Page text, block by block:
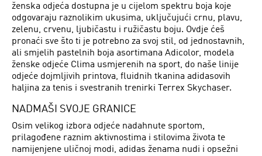
ženska odjeća dostupna je u cijelom spektru boja koje
odgovaraju raznolikim ukusima, uključujući crnu, plavu,
zelenu, crvenu, ljubičastu i ružičastu boju. Ovdje ćeš
pronaći sve što ti je potrebno za svoj stil, od jednostavnih,
ali smjelih pastelnih boja asortimana Adicolor, modela
ženske odjeće Clima usmjerenih na sport, do naše linije
odjeće dojmljivih printova, fluidnih tkanina adidasovih
haljina za tenis i svestranih trenirki Terrex Skychaser.
NADMAŠI SVOJE GRANICE
Osim velikog izbora odjeće nadahnute sportom,
prilagođene raznim aktivnostima i stilovima života te
namijenjene uličnoj modi, adidas ženama nudi i opsežni